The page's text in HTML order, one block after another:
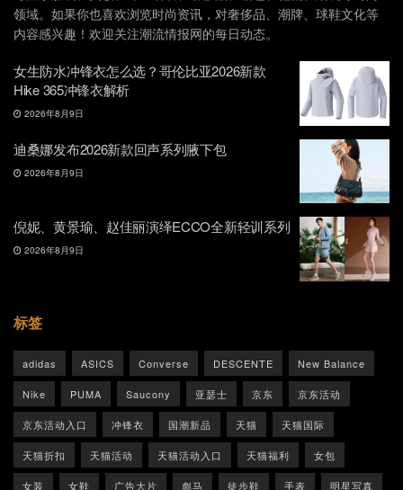
领域。如果你也喜欢浏览时尚资讯，对奢侈品、潮牌、球鞋文化等
内容感兴趣！欢迎关注潮流情报网的每日动态。
女生防水冲锋衣怎么选？哥伦比亚2026新款
Hike 365冲锋衣解析
2026年8月9日
迪桑娜发布2026新款回声系列腋下包
2026年8月9日
倪妮、黄景瑜、赵佳丽演绎ECCO全新轻训系列
2026年8月9日
标签
adidas ASICS Converse DESCENTE New Balance
Nike PUMA Saucony 亚瑟士 京东 京东活动
京东活动入口 冲锋衣 国潮新品 天猫 天猫国际
天猫折扣 天猫活动 天猫活动入口 天猫福利 女包
女装 女鞋 广告大片 彪马 徒步鞋 手表 明星写真